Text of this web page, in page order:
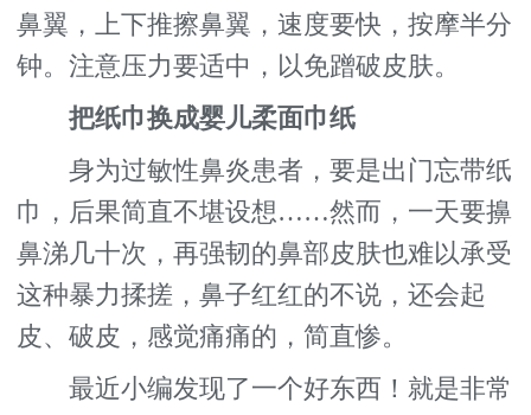
鼻翼，上下推擦鼻翼，速度要快，按摩半分
钟。注意压力要适中，以免蹭破皮肤。
把纸巾换成婴儿柔面巾纸
身为过敏性鼻炎患者，要是出门忘带纸
巾，后果简直不堪设想……然而，一天要擤
鼻涕几十次，再强韧的鼻部皮肤也难以承受
这种暴力揉搓，鼻子红红的不说，还会起
皮、破皮，感觉痛痛的，简直惨。
最近小编发现了一个好东西！就是非常